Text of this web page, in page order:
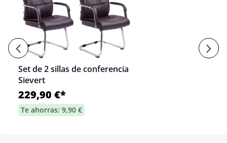
Set de 2 sillas de conferencia
Sievert
229,90 €*
Te ahorras: 9,90 €